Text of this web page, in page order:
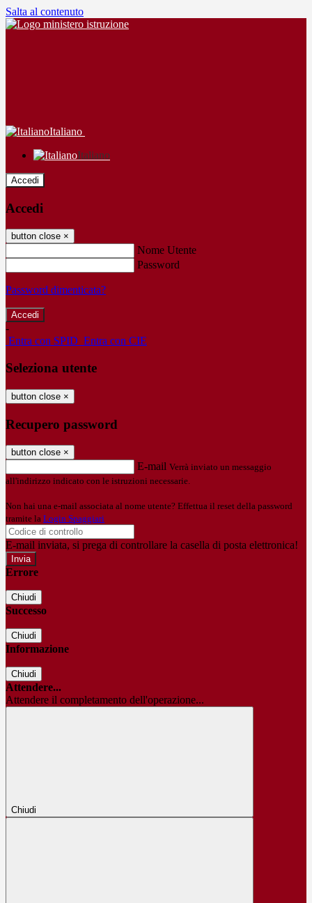
Salta al contenuto
Italiano
Italiano
Accedi
Accedi
button close ×
Nome Utente
Password
Password dimenticata?
-
Entra con SPID Entra con CIE
Seleziona utente
button close ×
Recupero password
button close ×
E-mail Verrà inviato un messaggio
all'indirizzo indicato con le istruzioni necessarie.
Non hai una e-mail associata al nome utente? Effettua il reset della password
tramite la Login Spaggiari
E-mail inviata, si prega di controllare la casella di posta elettronica!
Errore
Chiudi
Successo
Chiudi
Informazione
Chiudi
Attendere...
Attendere il completamento dell'operazione...
Chiudi